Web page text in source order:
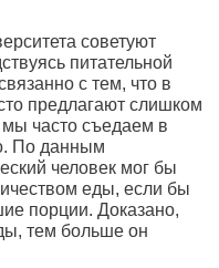
советуют
питательной
с тем, что в
предлагают слишком
часто съедаем в
По данным
человек мог бы
еды, если бы
порции. Доказано,
тем больше он